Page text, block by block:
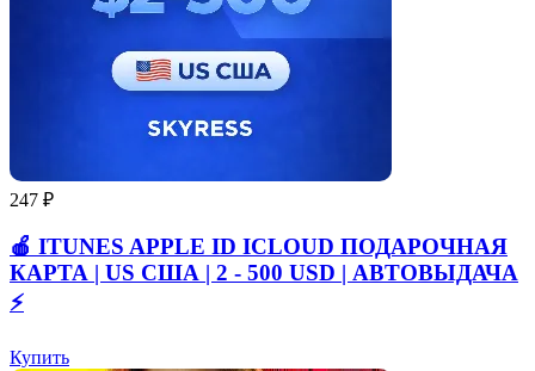
247 ₽
🍎 ITUNES APPLE ID ICLOUD ПОДАРОЧНАЯ
КАРТА | US США | 2 - 500 USD | АВТОВЫДАЧА
⚡️
Купить